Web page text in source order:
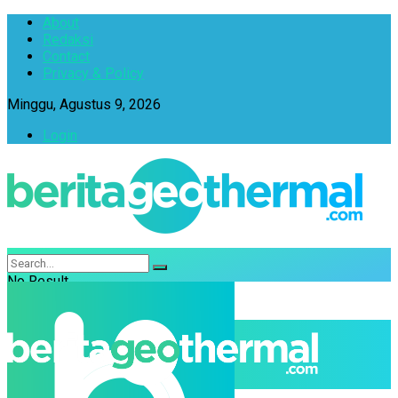
About
Redaksi
Contact
Privacy & Policy
Minggu, Agustus 9, 2026
Login
No Result
Geothermal
Berita
Info Daerah Penghasil